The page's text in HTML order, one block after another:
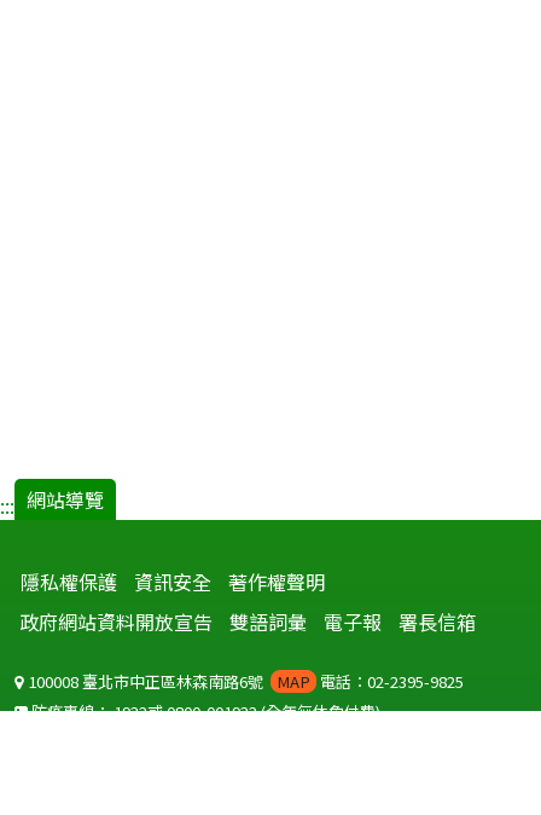
::: 網站導覽
隱私權保護 資訊安全 著作權聲明
政府網站資料開放宣告
雙語詞彙 電子報 署長信箱
100008 臺北市中正區林森南路6號 MAP 電話：02-2395-9825
防疫專線：1922或0800-001922(全年無休免付費)